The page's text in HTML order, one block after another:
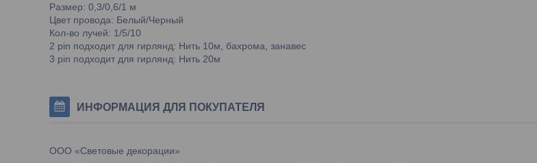
Размер: 0,3/0,6/1 м
Цвет провода: Белый/Черный
Кол-во лучей: 1/5/10
2 pin подходит для гирлянд: Нить 10м, бахрома, занавес
3 pin подходит для гирлянд: Нить 20м
ИНФОРМАЦИЯ ДЛЯ ПОКУПАТЕЛЯ
ООО «Световые декорации»